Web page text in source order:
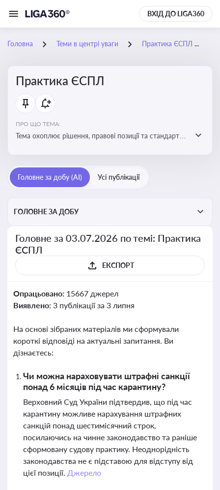
ВХІД ДО LIGA360
Головна Теми в центрі уваги Практика ЄСПЛ
Практика ЄСПЛ
ПРО ЩО ТЕМА:
Тема охоплює рішення, правові позиції та стандарти
Україні
Головне за добу (AI) Усі публікації
ГОЛОВНЕ ЗА ДОБУ
Головне за 03.07.2026 по темі: Практика
ЄСПЛ
ЕКСПОРТ
Опрацьовано: 15667 джерел
Виявлено: 3 публікації за 3 липня
На основі зібраних матеріалів ми сформували
короткі відповіді на актуальні запитання. Ви
дізнаєтесь:
Чи можна нараховувати штрафні санкції
понад 6 місяців під час карантину?
Верховний Суд України підтвердив, що під час
карантину можливе нарахування штрафних
санкцій понад шестимісячний строк,
посилаючись на чинне законодавство та раніше
сформовану судову практику. Неоднорідність
законодавства не є підставою для відступу від
цієї позиції. Джерело